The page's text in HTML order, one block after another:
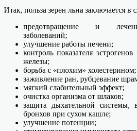
Итак, польза зерен льна заключается в
предотвращение и
заболеваний;
улучшение работы печени;
контроль показателя
железы;
борьба с «плохим» холестерином;
заживление ран, рубцевание
мягкий слабительный эффект;
очистка организма от шлаков;
защита дыхательной системы,
бронхов при сухом кашле;
улучшение потенции;